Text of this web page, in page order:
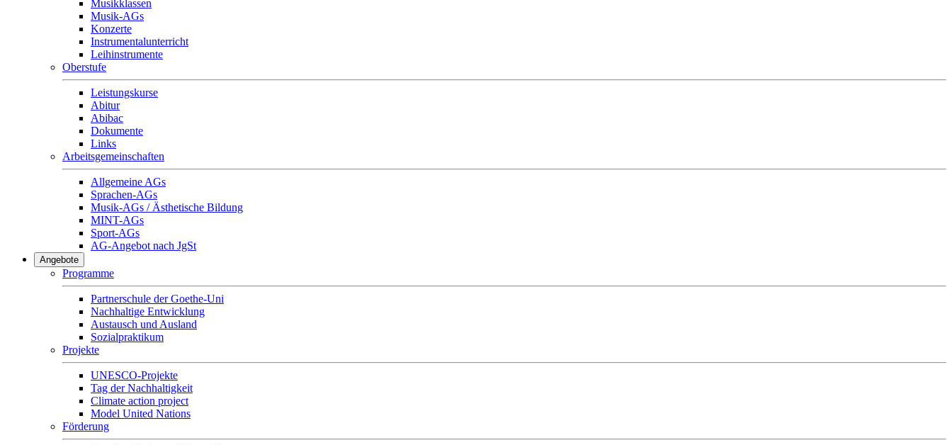
Musikklassen
Musik-AGs
Konzerte
Instrumentalunterricht
Leihinstrumente
Oberstufe
Leistungskurse
Abitur
Abibac
Dokumente
Links
Arbeitsgemeinschaften
Allgemeine AGs
Sprachen-AGs
Musik-AGs / Ästhetische Bildung
MINT-AGs
Sport-AGs
AG-Angebot nach JgSt
Angebote
Programme
Partnerschule der Goethe-Uni
Nachhaltige Entwicklung
Austausch und Ausland
Sozialpraktikum
Projekte
UNESCO-Projekte
Tag der Nachhaltigkeit
Climate action project
Model United Nations
Förderung